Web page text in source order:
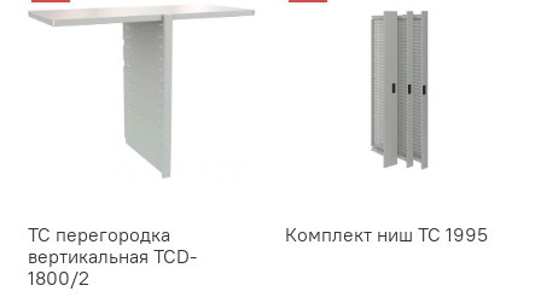
TC перегородка
вертикальная TCD-
1800/2
Комплект ниш TC 1995